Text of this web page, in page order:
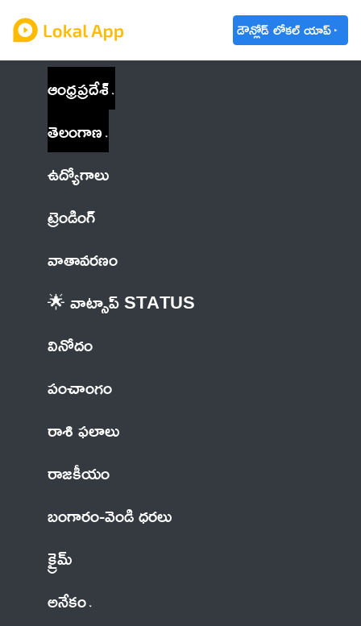
డౌన్లోడ్ లోకల్ యాప్
ఆంధ్రప్రదేశ్
తెలంగాణ
ఉద్యోగాలు
ట్రెండింగ్
వాతావరణం
🌟 వాట్సాప్ STATUS
వినోదం
పంచాంగం
రాశి ఫలాలు
రాజకీయం
బంగారం-వెండి ధరలు
క్రైమ్
అనేకం